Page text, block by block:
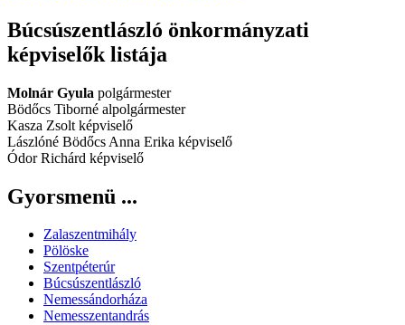
Búcsúszentlászló önkormányzati
képviselők listája
Molnár Gyula polgármester
Bödőcs Tiborné alpolgármester
Kasza Zsolt képviselő
Lászlóné Bödőcs Anna Erika képviselő
Ódor Richárd képviselő
Gyorsmenü ...
Zalaszentmihály
Pölöske
Szentpéterúr
Búcsúszentlászló
Nemessándorháza
Nemesszentandrás